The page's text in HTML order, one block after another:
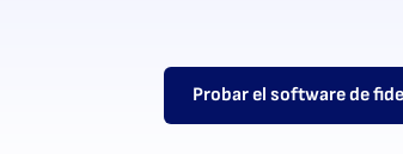
Probar el software de